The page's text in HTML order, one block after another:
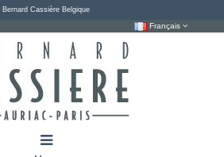
Bernard Cassière Belgique
Français